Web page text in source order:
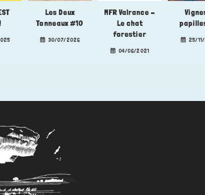
Les Deux
Tonneaux #10
30/07/2026
MFR Valrance –
Le chat
forestier
04/06/2021
25/